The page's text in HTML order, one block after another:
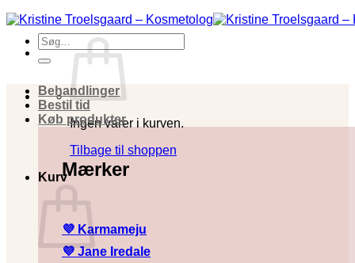
Fortsæt
til
indholdSøg
efter:
Ingen varer i kurven.
Tilbage til shoppen
Kurv
Behandlinger
Bestil tid
Køb produkter
Mærker
💜 Karmameju
💜Jane Iredale